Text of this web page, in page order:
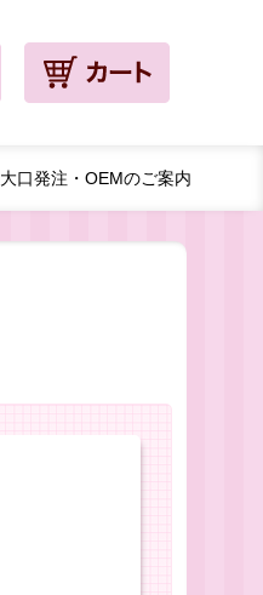
大口発注・ OEMのご案内